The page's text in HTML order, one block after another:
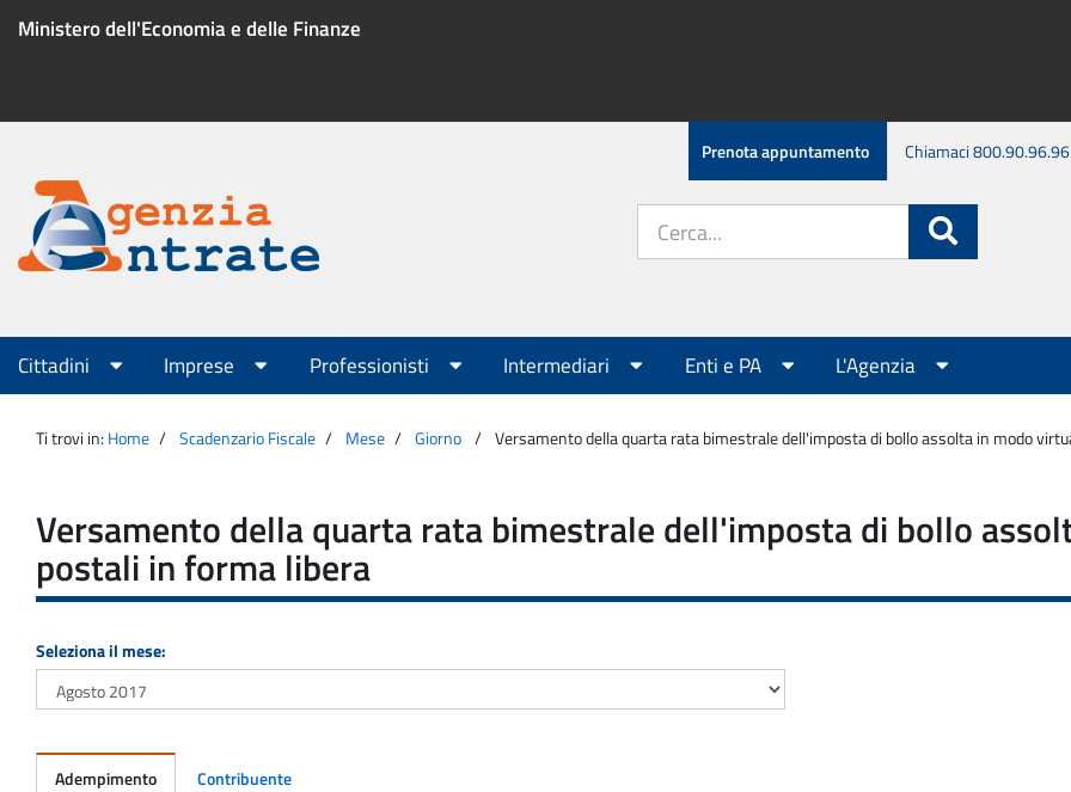
Ministero dell'Economia e delle Finanze
Menu
servizio
Prenota appuntamento Chiamaci 800.90.96.96
Agenzia
Entrate
sito:
Menu
principale
Cittadini Imprese Professionisti Intermediari Enti e PA L'Agenzia
Ti trovi in: Home Scadenzario Fiscale Mese Giorno Versamento della quarta rata bimestrale dell'imposta di bollo assolta in modo
Versamento della quarta rata bimestrale dell'imposta di bollo
postali in forma libera
Seleziona il mese:
Adempimento Contribuente